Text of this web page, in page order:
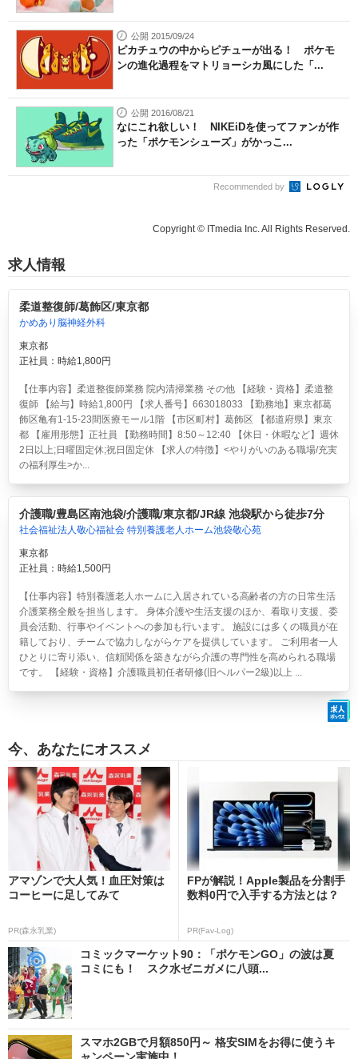
公開 2015/09/24
ピカチュウの中からピチューが出る！ ポケモ
ンの進化過程をマトリョーシカ風にした「...
公開 2016/08/21
なにこれ欲しい！ NIKEiDを使ってファンが作
った「ポケモンシューズ」がかっこ...
Recommended by
Copyright © ITmedia Inc. All Rights Reserved.
求人情報
柔道整復師/葛飾区/東京都
かめあり脳神経外科
東京都
正社員：時給1,800円
【仕事内容】柔道整復師業務 院内清掃業務 その他 【経験・資格】柔道整
復師 【給与】時給1,800円 【求人番号】663018033 【勤務地】東京都葛
飾区亀有1-15-23間医療モール1階 【市区町村】葛飾区 【都道府県】東京
都 【雇用形態】正社員 【勤務時間】8:50～12:40 【休日・休暇など】週休
2日以上;日曜固定休;祝日固定休 【求人の特徴】<やりがいのある職場/充実
の福利厚生>か...
介護職/豊島区南池袋/介護職/東京都/JR線 池袋駅から徒歩7分
社会福祉法人敬心福祉会 特別養護老人ホーム池袋敬心苑
東京都
正社員：時給1,500円
【仕事内容】特別養護老人ホームに入居されている高齢者の方の日常生活
介護業務全般を担当します。 身体介護や生活支援のほか、看取り支援、委
員会活動、行事やイベントへの参加も行います。 施設には多くの職員が在
籍しており、チームで協力しながらケアを提供しています。 ご利用者一人
ひとりに寄り添い、信頼関係を築きながら介護の専門性を高められる職場
です。 【経験・資格】介護職員初任者研修(旧ヘルパー2級)以上 ...
今、あなたにオススメ
アマゾンで大人気！血圧対策は
コーヒーに足してみて
PR(森永乳業)
FPが解説！Apple製品を分割手
数料0円で入手する方法とは？
PR(Fav-Log)
コミックマーケット90：「ポケモンGO」の波は夏
コミにも！ スク水ゼニガメに八頭...
スマホ2GBで月額850円～ 格安SIMをお得に使うキ
ャンペーン実施中！